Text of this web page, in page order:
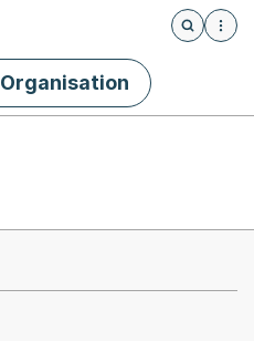
Öffnet
Organisation